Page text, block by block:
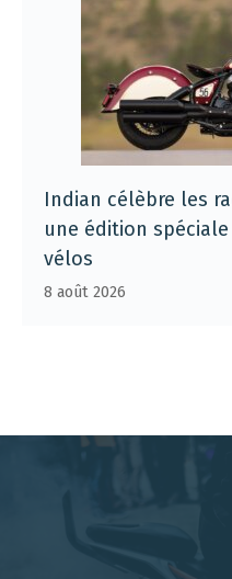
Indian célèbre les
une édition spéciale
vélos
8 août 2026